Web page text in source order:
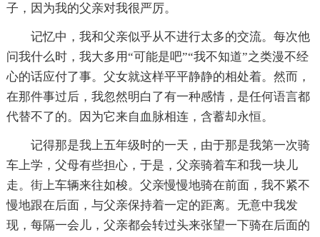
子，因为我的父亲对我很严厉。
记忆中，我和父亲似乎从不进行太多的交流。每次他
问我什么时，我大多用“可能是吧”“我不知道”之类漫不经
心的话应付了事。父女就这样平平静静的相处着。然而，
在那件事过后，我忽然明白了有一种感情，是任何语言都
代替不了的。因为它来自血脉相连，含蓄却永恒。
记得那是我上五年级时的一天，由于那是我第一次骑
车上学，父母有些担心，于是，父亲骑着车和我一块儿
走。街上车辆来往如梭。父亲慢慢地骑在前面，我不紧不
慢地跟在后面，与父亲保持着一定的距离。无意中我发
现，每隔一会儿，父亲都会转过头来张望一下骑在后面的